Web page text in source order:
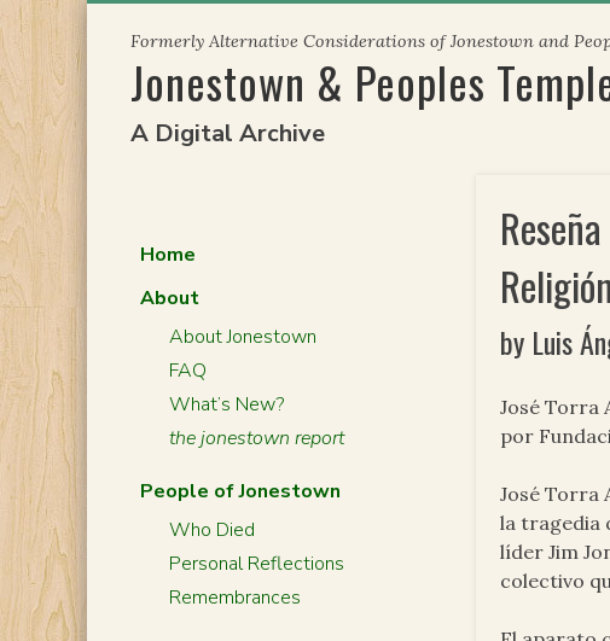
content
Formerly Alternative Considerations of Jonestown and
Jonestown & Peoples
A Digital Archive
by Luis
José Torra
por
José Torra
la tragedia
líder Jim
colectivo
Home
About
About Jonestown
FAQ
What’s New?
the jonestown report
People of Jonestown
Who Died
Personal Reflections
Remembrances